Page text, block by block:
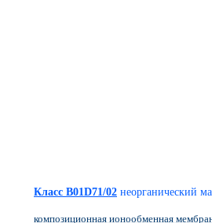
Класс B01D71/02 неорганический
композиционная ионообменная